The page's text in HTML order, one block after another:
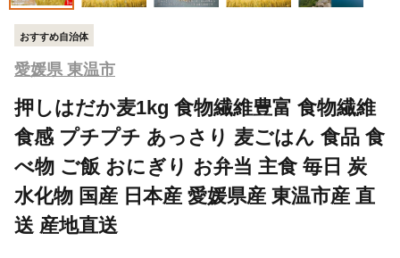
おすすめ自治体
愛媛県 東温市
押しはだか麦1kg 食物繊維豊富 食物繊維
食感 プチプチ あっさり 麦ごはん 食品 食
べ物 ご飯 おにぎり お弁当 主食 毎日 炭
水化物 国産 日本産 愛媛県産 東温市産 直
送 産地直送